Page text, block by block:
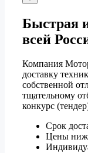
Быстрая
всей
Компания
доставку
собственной
тщательному
конкурс
Срок
Цены